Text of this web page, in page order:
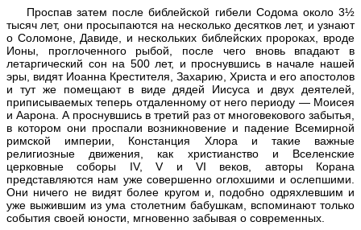
Проспав затем после библейской гибели Содома около 3½
тысяч лет, они просыпаются на несколько десятков лет, и узнают
о Соломоне, Давиде, и нескольких библейских пророках, вроде
Ионы, проглоченного рыбой, после чего вновь впадают в
летаргический сон на 500 лет, и проснувшись в начале нашей
эры, видят Иоанна Крестителя, Захарию, Христа и его апостолов
и тут же помещают в виде дядей Иисуса и двух деятелей,
приписываемых теперь отдаленному от него периоду — Моисея
и Аарона. А проснувшись в третий раз от многовекового забытья,
в котором они проспали возникновение и падение Всемирной
римской империи, Констанция Хлора и такие важные
религиозные движения, как христианство и Вселенские
церковные соборы IV, V и VI веков, авторы Корана
представляются нам уже совершенно оглохшими и ослепшими.
Они ничего не видят более кругом и, подобно одряхлевшим и
уже выжившим из ума столетним бабушкам, вспоминают только
события своей юности, мгновенно забывая о современных.